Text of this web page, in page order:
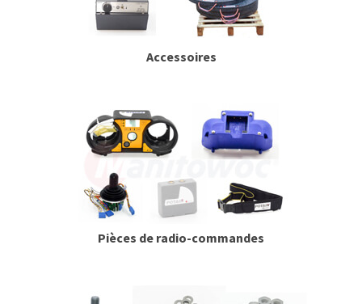
Accessoires
Pièces de radio-commandes